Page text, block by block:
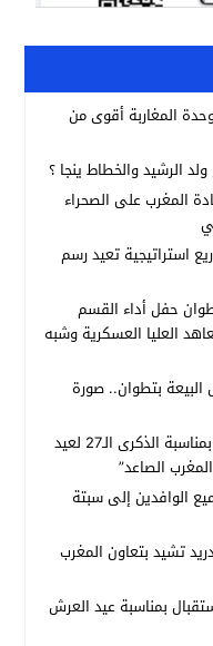
المغاربة أقوى من
الرشيد والخطاط ينجا ؟
المغرب على الصحراء
استراتيجية تعيد رسم
حفل أداء القسم
العليا العسكرية وشبه
البيعة بتطوان.. صورة
قراءة في الخطاب الملكي السامي بمناسبة الذكرى الـ27 لعيد
الصاعد”
الوافدين إلى سبتة
تشيد بتعاون المغرب
بمناسبة عيد العرش